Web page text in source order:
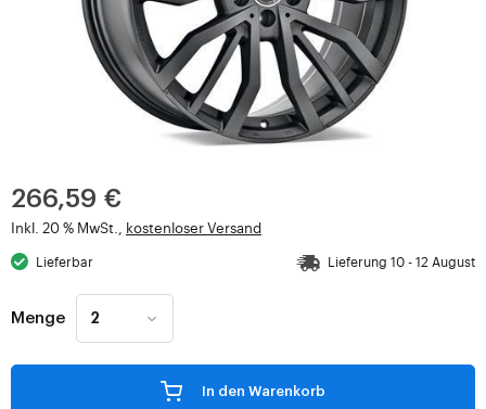
266,59 €
Inkl. 20 % MwSt., kostenloser Versand
Lieferbar Lieferung 10 - 12 August
Menge
In den Warenkorb